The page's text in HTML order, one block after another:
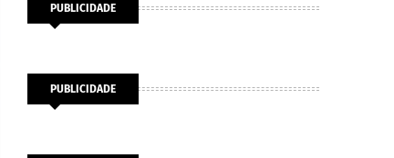
PUBLICIDADE
PUBLICIDADE